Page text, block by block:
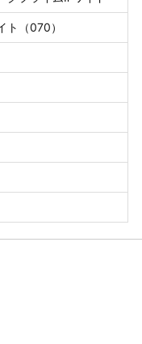
ト（070）